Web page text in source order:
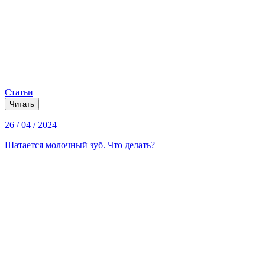
Статьи
Читать
26 / 04 / 2024
Шатается молочный зуб. Что делать?